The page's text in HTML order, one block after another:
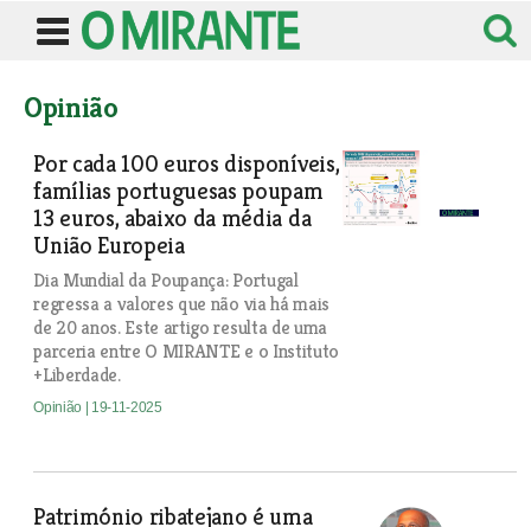
Opinião
Por cada 100 euros disponíveis,
famílias portuguesas poupam
13 euros, abaixo da média da
União Europeia
Dia Mundial da Poupança: Portugal
regressa a valores que não via há mais
de 20 anos. Este artigo resulta de uma
parceria entre O MIRANTE e o Instituto
+Liberdade.
Opinião | 19-11-2025
Património ribatejano é uma